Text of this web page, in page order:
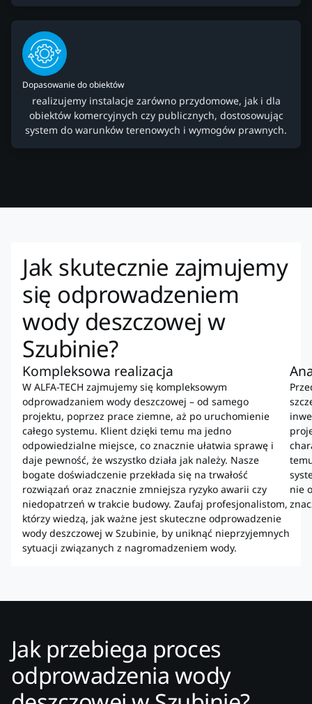
Dopasowanie do obiektów
realizujemy instalacje zarówno przydomowe, jak i dla
obiektów komercyjnych czy publicznych, dostosowując
system do warunków terenowych i wymogów prawnych.
Jak skutecznie zajmujemy
się odprowadzeniem
wody deszczowej w
Szubinie?
Kompleksowa realizacja
W ALFA-TECH zajmujemy się kompleksowym
odprowadzaniem wody deszczowej – od samego
projektu, poprzez prace ziemne, aż po uruchomienie
całego systemu. Klient dzięki temu ma jedno
odpowiedzialne miejsce, co znacznie ułatwia sprawę i
daje pewność, że wszystko działa jak należy. Nasze
bogate doświadczenie przekłada się na trwałość
rozwiązań oraz znacznie zmniejsza ryzyko awarii czy
niedopatrzeń w trakcie budowy. Zaufaj profesjonalistom,
którzy wiedzą, jak ważne jest skuteczne odprowadzenie
wody deszczowej w Szubinie, by uniknąć nieprzyjemnych
sytuacji związanych z nagromadzeniem wody.
nie
Jak przebiega proces
odprowadzenia wody